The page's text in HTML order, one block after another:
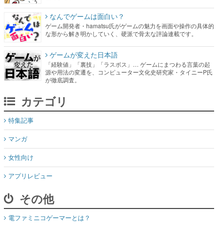
なんでゲームは面白い？
ゲーム開発者・hamatsu氏がゲームの魅力を画面や操作の具体的
な形から解き明かしていく、硬派で骨太な評論連載です。
ゲームが変えた日本語
「経験値」「裏技」「ラスボス」… ゲームにまつわる言葉の起
源や用法の変遷を、コンピューター文化史研究家・タイニーP氏
が徹底調査。
カテゴリ
特集記事
マンガ
女性向け
アプリレビュー
その他
電ファミニコゲーマーとは？